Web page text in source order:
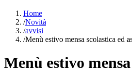
Home
/Novità
/avvisi
/Menù estivo mensa scolastica ed
Menù estivo